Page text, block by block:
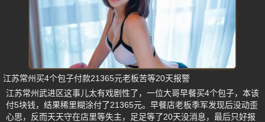
江苏常州买4个包子付款21365元老板苦等20天报警
江苏常州武进区这事儿太有戏剧性了，一位大哥早餐买4个包子，本该
付5块钱，结果稀里糊涂付了21365元。早餐店老板季军发现后没动歪
心思，反而天天守在店里等失主，足足等了20天没消息，最后只好报